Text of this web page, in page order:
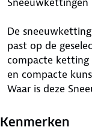
De
past op de
compacte
en compacte
Waar is deze
Deze
Kenmerken